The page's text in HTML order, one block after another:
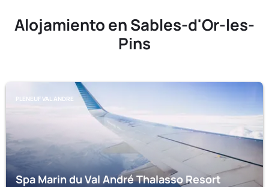
Alojamiento en Sables-d'Or-les-
Pins
PLENEUF VAL ANDRE
Spa Marin du Val André Thalasso Resort